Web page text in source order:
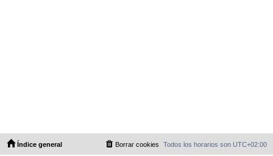
Índice general Todos los horarios son UTC+02:00
Borrar cookies